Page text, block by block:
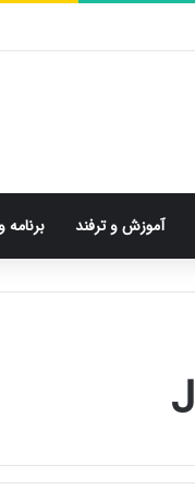
آموزش و ترفند برنامه